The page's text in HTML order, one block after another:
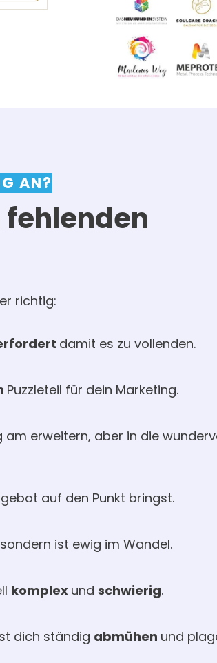
AN?
fehlenden
richtig:
damit es zu vollenden.
Puzzleteil für dein Marketing.
am erweitern, aber in die
auf den Punkt bringst.
ist ewig im Wandel.
komplex und schwierig.
dich ständig abmühen und